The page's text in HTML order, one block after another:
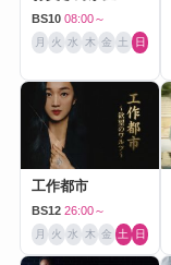
BS10 08:00～
月 火 水 木 金 土 日
工作都市
BS12 26:00～
月 火 水 木 金 土 日